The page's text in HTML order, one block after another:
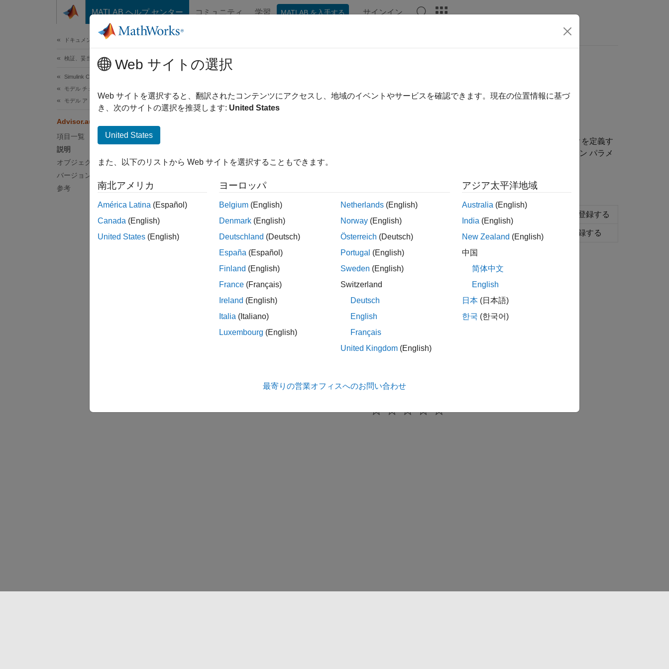
コンテンツへスキップ
MATLAB ヘルプ センター コミュニティ 学習 MATLAB を入手する サインイン
ドキュメンテーションのホーム
検証、妥当性確認、テスト
Simulink Check
モデル チェックのカスタマイズ
モデル アドバイザー チェックの作成
Advisor.authoring.CustomCheck
項目一覧
説明
オブジェクト関数
バージョン履歴
参考
Advisor.authoring.CustomCheck
カスタム コンフィギュレーション パラメーター チェックを定義する
クラスのインスタンスは、コンフィギュレーション パラメーター チェックを定義す
る際にコールバック関数として使用される静的メソッドのコンテナーを提供します。コンフィギュレーション パラメ
ーター チェックは XML データ ファイルで定義されます。
オブジェクト関数
モデル構成チェック用のアクション コールバックを登録する
Advisor.authoring.CustomCheck.checkCallback モデル構成チェック用のチェック コールバックを登録する
R2014a で導入
参考
Advisor.authoring.DataFile Advisor.authoring.generateConfigurationParameterDataFile
Web サイトの選択
Web サイトを選択すると、翻訳されたコンテンツにアクセスし、地域のイベントやサービスを確認できます。現在の位置情報に基づ
き、次のサイトの選択を推奨します: United States
United States
また、以下のリストから Web サイトを選択することもできます。
南北アメリカ
América Latina (Español)
Canada (English)
United States (English)
ヨーロッパ
Belgium (English)
Denmark (English)
Deutschland (Deutsch)
España (Español)
Finland (English)
France (Français)
Ireland (English)
Italia (Italiano)
Luxembourg (English)
Netherlands (English)
Norway (English)
Österreich (Deutsch)
Portugal (English)
Sweden (English)
Switzerland
Deutsch
English
Français
United Kingdom (English)
アジア太平洋地域
Australia (English)
India (English)
New Zealand (English)
中国
简体中文
English
日本 (日本語)
한국 (한국어)
最寄りの営業オフィスへのお問い合わせ